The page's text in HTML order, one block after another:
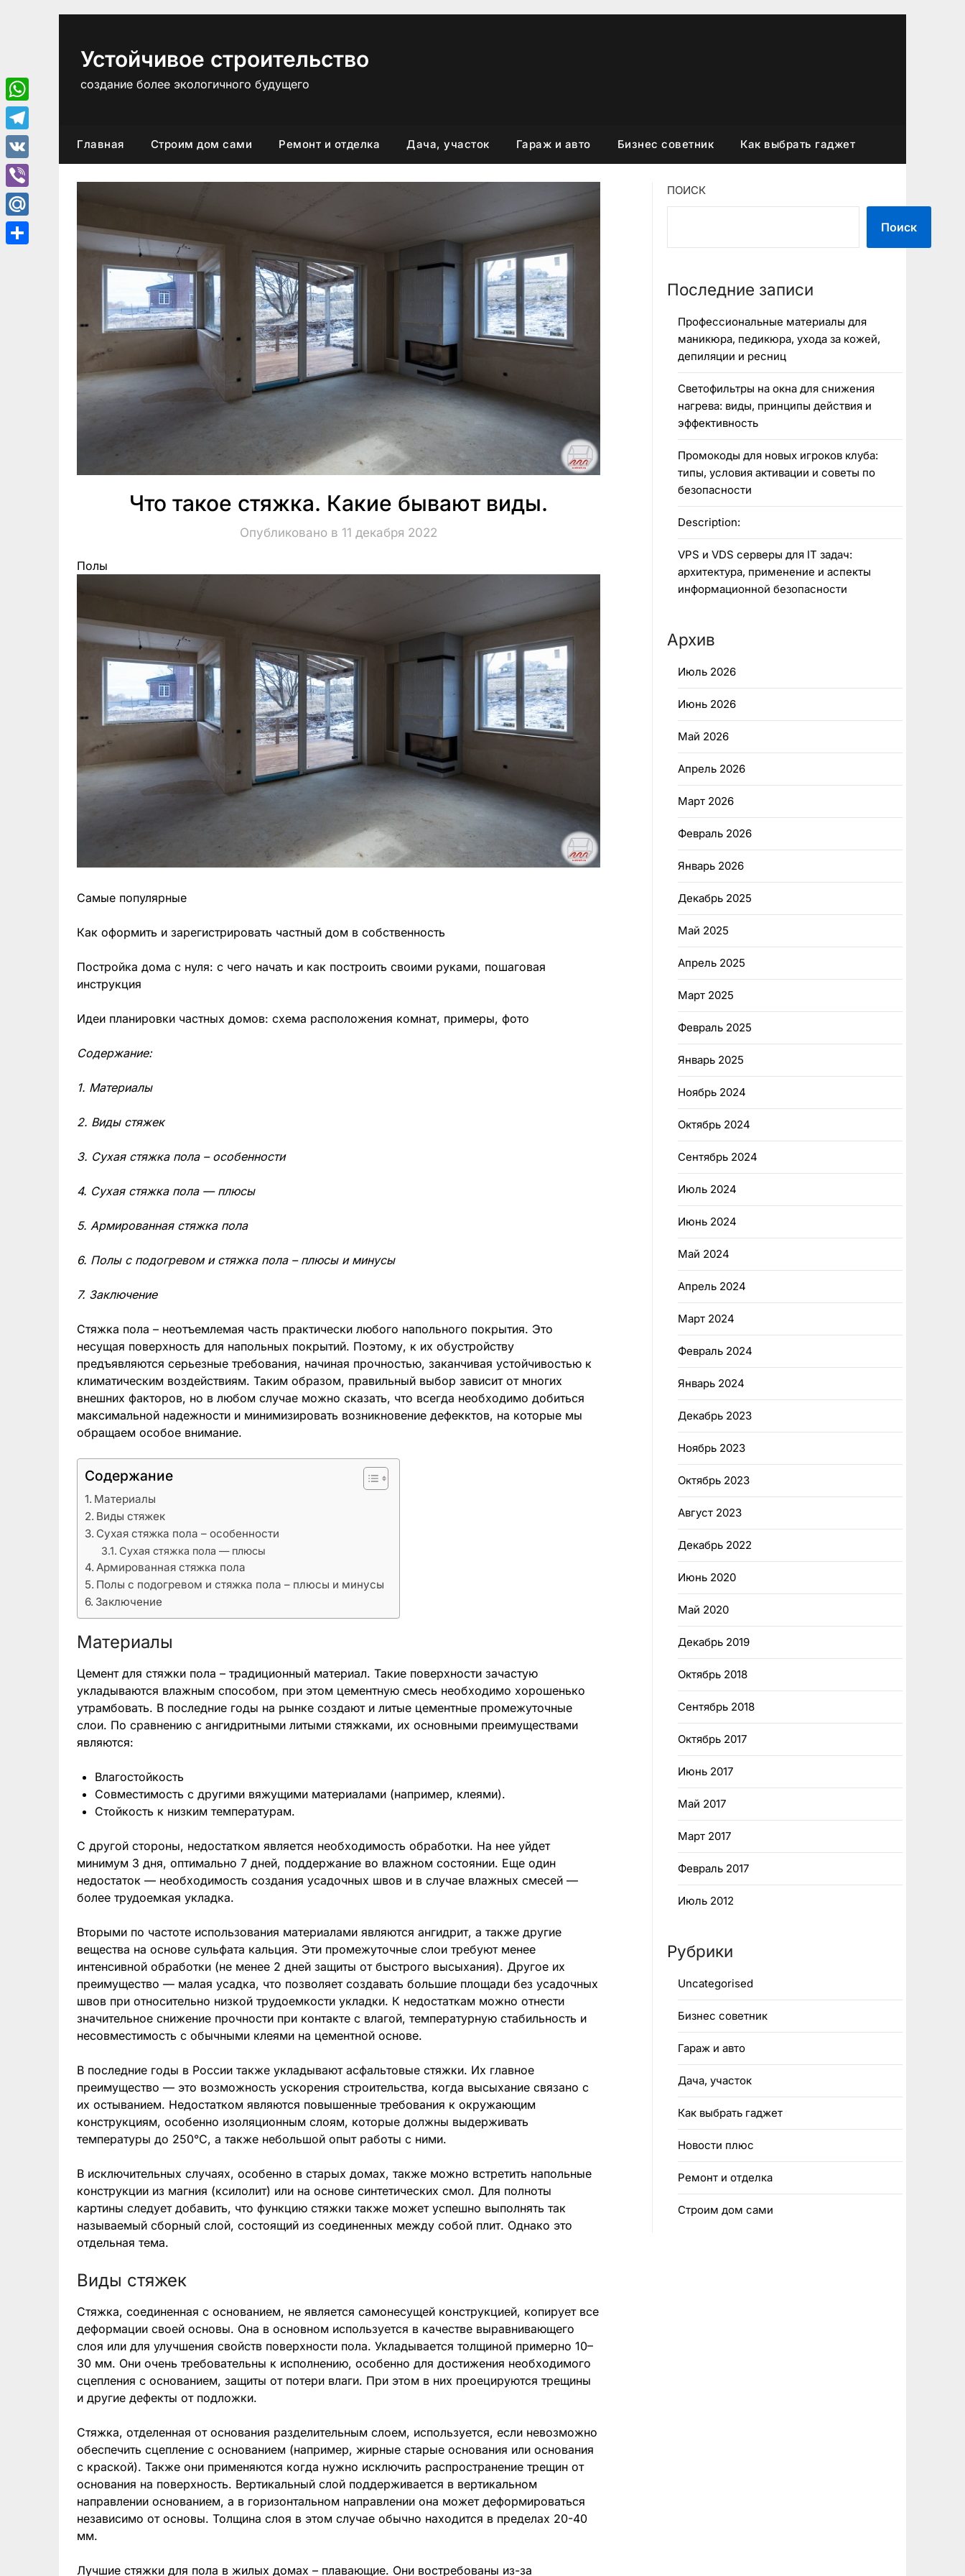
Устойчивое строительство
создание более экологичного будущего
Главная Строим дом сами Ремонт и отделка Дача, участок Гараж и авто Бизнес советник Как выбрать гаджет
Что такое стяжка. Какие бывают виды.
Опубликовано в 11 декабря 2022
Полы
Самые популярные
Как оформить и зарегистрировать частный дом в собственность
Постройка дома с нуля: с чего начать и как построить своими руками, пошаговая
инструкция
Идеи планировки частных домов: схема расположения комнат, примеры, фото
Содержание:
1. Материалы
2. Виды стяжек
3. Сухая стяжка пола – особенности
4. Сухая стяжка пола — плюсы
5. Армированная стяжка пола
6. Полы с подогревом и стяжка пола – плюсы и минусы
7. Заключение
Стяжка пола – неотъемлемая часть практически любого напольного покрытия. Это
несущая поверхность для напольных покрытий. Поэтому, к их обустройству
предъявляются серьезные требования, начиная прочностью, заканчивая устойчивостью к
климатическим воздействиям. Таким образом, правильный выбор зависит от многих
внешних факторов, но в любом случае можно сказать, что всегда необходимо добиться
максимальной надежности и минимизировать возникновение дефекктов, на которые мы
обращаем особое внимание.
Содержание
Материалы
Виды стяжек
Сухая стяжка пола – особенности
Сухая стяжка пола — плюсы
Армированная стяжка пола
Полы с подогревом и стяжка пола – плюсы и минусы
Заключение
Материалы
Цемент для стяжки пола – традиционный материал. Такие поверхности зачастую
укладываются влажным способом, при этом цементную смесь необходимо хорошенько
утрамбовать. В последние годы на рынке создают и литые цементные промежуточные
слои. По сравнению с ангидритными литыми стяжками, их основными преимуществами
являются:
Влагостойкость
Совместимость с другими вяжущими материалами (например, клеями).
Стойкость к низким температурам.
С другой стороны, недостатком является необходимость обработки. На нее уйдет
минимум 3 дня, оптимально 7 дней, поддержание во влажном состоянии. Еще один
недостаток — необходимость создания усадочных швов и в случае влажных смесей —
более трудоемкая укладка.
Вторыми по частоте использования материалами являются ангидрит, а также другие
вещества на основе сульфата кальция. Эти промежуточные слои требуют менее
интенсивной обработки (не менее 2 дней защиты от быстрого высыхания). Другое их
преимущество — малая усадка, что позволяет создавать большие площади без усадочных
швов при относительно низкой трудоемкости укладки. К недостаткам можно отнести
значительное снижение прочности при контакте с влагой, температурную стабильность и
несовместимость с обычными клеями на цементной основе.
В последние годы в России также укладывают асфальтовые стяжки. Их главное
преимущество — это возможность ускорения строительства, когда высыхание связано с
их остыванием. Недостатком являются повышенные требования к окружающим
конструкциям, особенно изоляционным слоям, которые должны выдерживать
температуры до 250°C, а также небольшой опыт работы с ними.
В исключительных случаях, особенно в старых домах, также можно встретить напольные
конструкции из магния (ксилолит) или на основе синтетических смол. Для полноты
картины следует добавить, что функцию стяжки также может успешно выполнять так
называемый сборный слой, состоящий из соединенных между собой плит. Однако это
отдельная тема.
Виды стяжек
Стяжка, соединенная с основанием, не является самонесущей конструкцией, копирует все
деформации своей основы. Она в основном используется в качестве выравнивающего
слоя или для улучшения свойств поверхности пола. Укладывается толщиной примерно 10–
30 мм. Они очень требовательны к исполнению, особенно для достижения необходимого
сцепления с основанием, защиты от потери влаги. При этом в них проецируются трещины
и другие дефекты от подложки.
Стяжка, отделенная от основания разделительным слоем, используется, если невозможно
обеспечить сцепление с основанием (например, жирные старые основания или основания
с краской). Также они применяются когда нужно исключить распространение трещин от
основания на поверхность. Вертикальный слой поддерживается в вертикальном
направлении основанием, а в горизонтальном направлении она может деформироваться
независимо от основы. Толщина слоя в этом случае обычно находится в пределах 20-40
мм.
Лучшие стяжки для пола в жилых домах – плавающие. Они востребованы из-за
ПОИСК
Поиск
Последние записи
Профессиональные материалы для
маникюра, педикюра, ухода за кожей,
депиляции и ресниц
Светофильтры на окна для снижения
нагрева: виды, принципы действия и
эффективность
Промокоды для новых игроков клуба:
типы, условия активации и советы по
безопасности
Description:
VPS и VDS серверы для IT задач:
архитектура, применение и аспекты
информационной безопасности
Архив
Июль 2026
Июнь 2026
Май 2026
Апрель 2026
Март 2026
Февраль 2026
Январь 2026
Декабрь 2025
Май 2025
Апрель 2025
Март 2025
Февраль 2025
Январь 2025
Ноябрь 2024
Октябрь 2024
Сентябрь 2024
Июль 2024
Июнь 2024
Май 2024
Апрель 2024
Март 2024
Февраль 2024
Январь 2024
Декабрь 2023
Ноябрь 2023
Октябрь 2023
Август 2023
Декабрь 2022
Июнь 2020
Май 2020
Декабрь 2019
Октябрь 2018
Сентябрь 2018
Октябрь 2017
Июнь 2017
Май 2017
Март 2017
Февраль 2017
Июль 2012
Рубрики
Uncategorised
Бизнес советник
Гараж и авто
Дача, участок
Как выбрать гаджет
Новости плюс
Ремонт и отделка
Строим дом сами
WhatsApp
Telegram
VK
Viber
Mail.Ru